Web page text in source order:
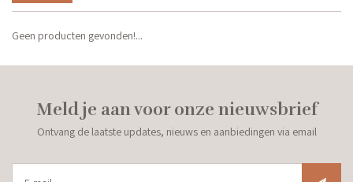
Geen producten gevonden!...
Meld je aan voor onze nieuwsbrief
Ontvang de laatste updates, nieuws en aanbiedingen via email